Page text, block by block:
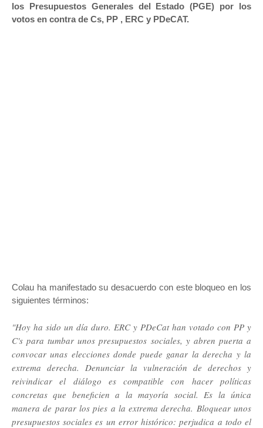
los Presupuestos Generales del Estado (PGE) por los
votos en contra de Cs, PP , ERC y PDeCAT.
Colau ha manifestado su desacuerdo con este bloqueo en los
siguientes términos:
"Hoy ha sido un día duro. ERC y PDeCat han votado con PP y
C's para tumbar unos presupuestos sociales, y abren puerta a
convocar unas elecciones donde puede ganar la derecha y la
extrema derecha. Denunciar la vulneración de derechos y
reivindicar el diálogo es compatible con hacer políticas
concretas que beneficien a la mayoría social. Es la única
manera de parar los pies a la extrema derecha. Bloquear unos
presupuestos sociales es un error histórico: perjudica a todo el